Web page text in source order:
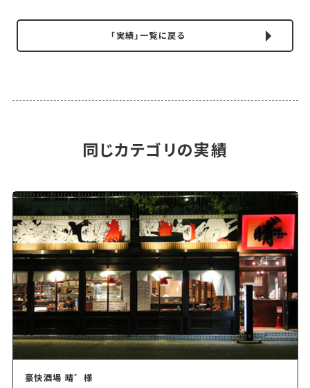
「実績」一覧に戻る
同じカテゴリの実績
豪快酒場 晴゛様